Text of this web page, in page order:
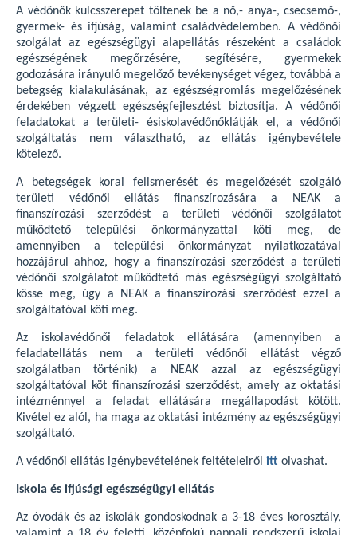
A védőnők kulcsszerepet töltenek be a nő,- anya-, csecsemő-,
gyermek- és ifjúság, valamint családvédelemben. A védőnői
szolgálat az egészségügyi alapellátás részeként a családok
egészségének megőrzésére, segítésére, gyermekek
godozására irányuló megelőző tevékenységet végez, továbbá a
betegség kialakulásának, az egészségromlás megelőzésének
érdekében végzett egészségfejlesztést biztosítja. A védőnői
feladatokat a területi- ésiskolavédőnőklátják el, a védőnői
szolgáltatás nem választható, az ellátás igénybevétele
kötelező.
A betegségek korai felismerését és megelőzését szolgáló
területi védőnői ellátás finanszírozására a NEAK a
finanszírozási szerződést a területi védőnői szolgálatot
működtető települési önkormányzattal köti meg, de
amennyiben a települési önkormányzat nyilatkozatával
hozzájárul ahhoz, hogy a finanszírozási szerződést a területi
védőnői szolgálatot működtető más egészségügyi szolgáltató
kösse meg, úgy a NEAK a finanszírozási szerződést ezzel a
szolgáltatóval köti meg.
Az iskolavédőnői feladatok ellátására (amennyiben a
feladatellátás nem a területi védőnői ellátást végző
szolgálatban történik) a NEAK azzal az egészségügyi
szolgáltatóval köt finanszírozási szerződést, amely az oktatási
intézménnyel a feladat ellátására megállapodást kötött.
Kivétel ez alól, ha maga az oktatási intézmény az egészségügyi
szolgáltató.
A védőnői ellátás igénybevételének feltételeiről itt olvashat.
Iskola és ifjúsági egészségügyi ellátás
Az óvodák és az iskolák gondoskodnak a 3-18 éves korosztály,